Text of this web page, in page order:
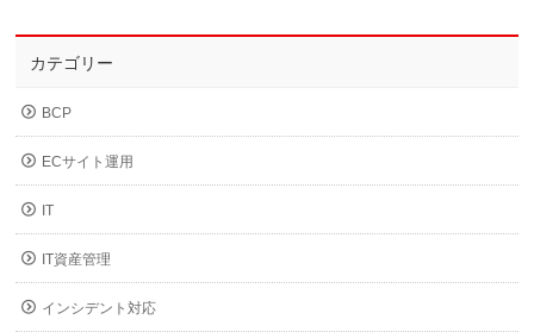
カテゴリー
BCP
ECサイト運用
IT
IT資産管理
インシデント対応